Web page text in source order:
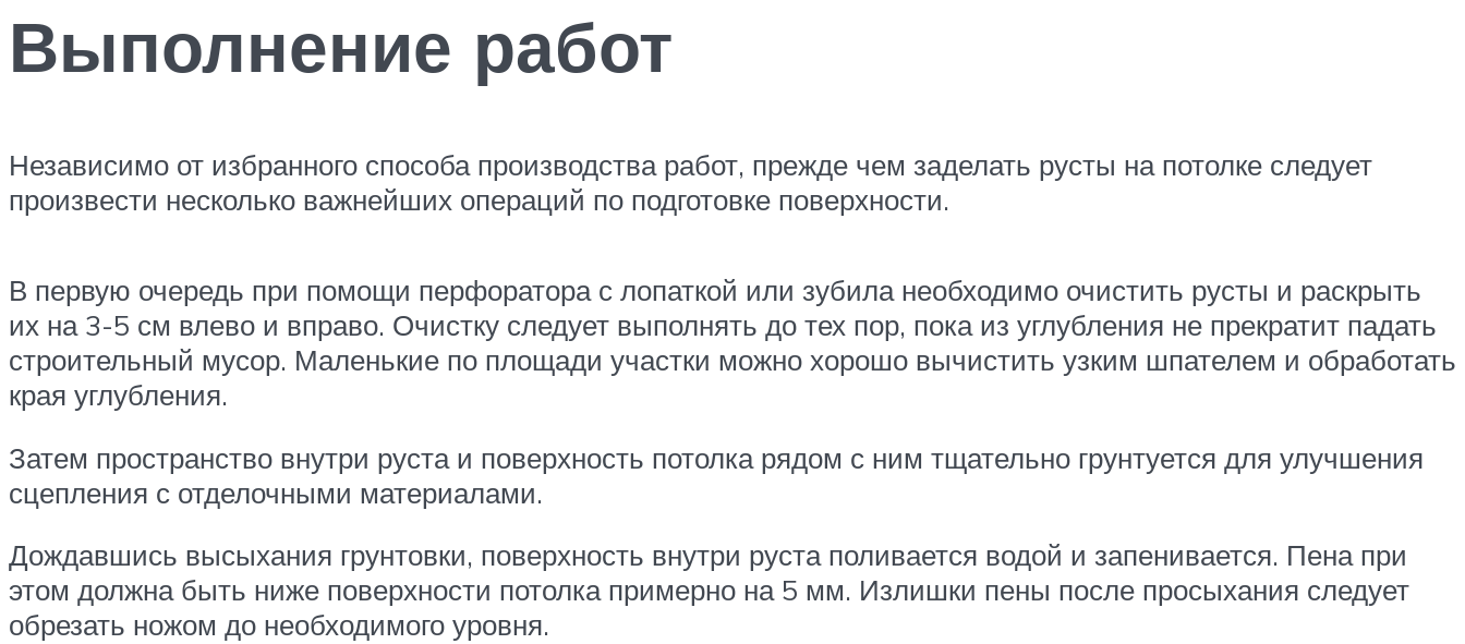
Выполнение работ
Независимо от избранного способа производства работ, прежде чем заделать русты на потолке следует
произвести несколько важнейших операций по подготовке поверхности.
В первую очередь при помощи перфоратора с лопаткой или зубила необходимо очистить русты и раскрыть
их на 3-5 см влево и вправо. Очистку следует выполнять до тех пор, пока из углубления не прекратит падать
строительный мусор. Маленькие по площади участки можно хорошо вычистить узким шпателем и обработать
края углубления.
Затем пространство внутри руста и поверхность потолка рядом с ним тщательно грунтуется для улучшения
сцепления с отделочными материалами.
Дождавшись высыхания грунтовки, поверхность внутри руста поливается водой и запенивается. Пена при
этом должна быть ниже поверхности потолка примерно на 5 мм. Излишки пены после просыхания следует
обрезать ножом до необходимого уровня.